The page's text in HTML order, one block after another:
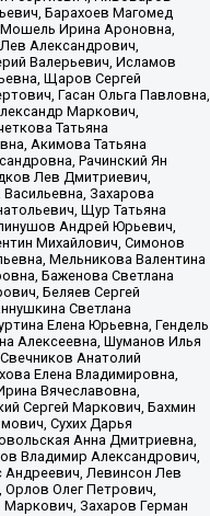
Барахоев Магомед
Ирина Ароновна,
Александрович,
Валерьевич, Исламов
Щаров Сергей
Гасан Ольга Павловна,
Маркович,
Татьяна
Акимова Татьяна
Рачинский Ян
Лев Дмитриевич,
Захарова
Щур Татьяна
Андрей Юрьевич,
Михайлович, Симонов
Мельникова Валентина
Баженова Светлана
Беляев Сергей
Светлана
Елена Юрьевна, Гендель
Алексеевна, Шуманов Илья
Анатолий
Елена Владимировна,
Вячеславовна,
Сергей Маркович, Бахмин
Сухих Дарья
Анна Дмитриевна,
Владимир Александрович,
Андреевич, Левинсон Лев
Олег Петрович,
Захаров Герман